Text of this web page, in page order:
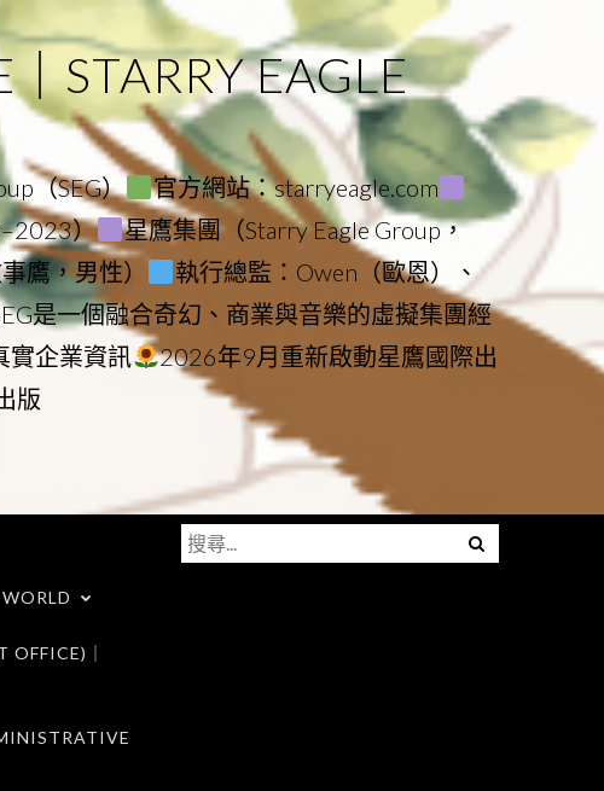
STARRY EAGLE
（SEG）
官方網站：starryeagle.com
）
星鷹集團（Starry Eagle Group，
鷹，男性）
執行總監：Owen（歐恩）、
是一個融合奇幻、商業與音樂的虛擬集團經
實企業資訊
2026年9月重新啟動星鷹國際出
版
｜
Menu
搜
尋